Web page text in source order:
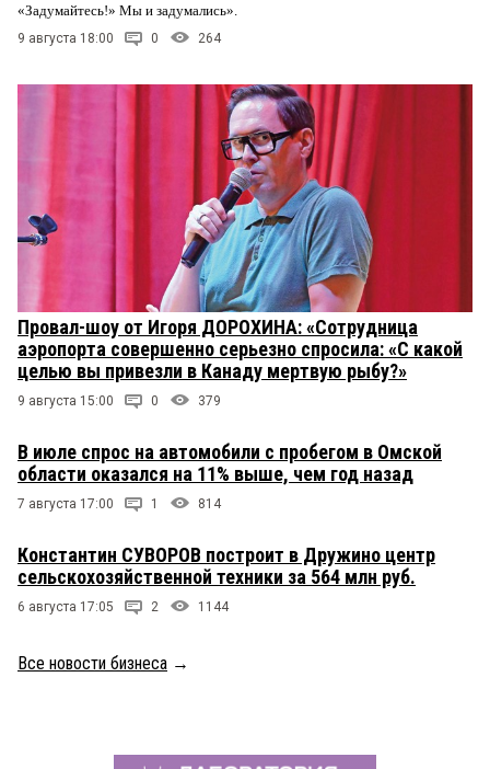
«Задумайтесь!» Мы и задумались».
9 августа 18:00 0 264
Провал-шоу от Игоря ДОРОХИНА: «Сотрудница
аэропорта совершенно серьезно спросила: «С какой
целью вы привезли в Канаду мертвую рыбу?»
9 августа 15:00 0 379
В июле спрос на автомобили с пробегом в Омской
области оказался на 11% выше, чем год назад
7 августа 17:00 1 814
Константин СУВОРОВ построит в Дружино центр
сельскохозяйственной техники за 564 млн руб.
6 августа 17:05 2 1144
Все новости бизнеса →